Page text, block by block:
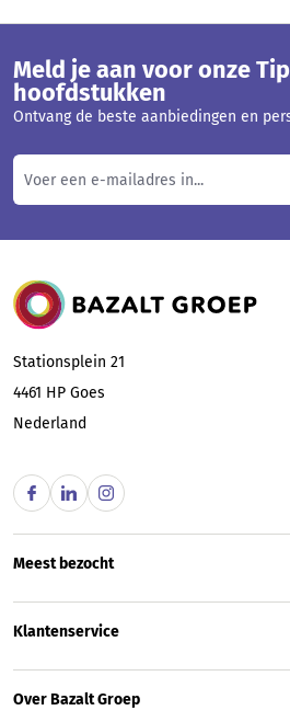
Meld je aan voor onze
hoofdstukken
Ontvang de beste aanbiedingen en
Bazalt Groep
Stationsplein 21
4461 HP Goes
Nederland
Meest bezocht
Klantenservice
Over Bazalt Groep